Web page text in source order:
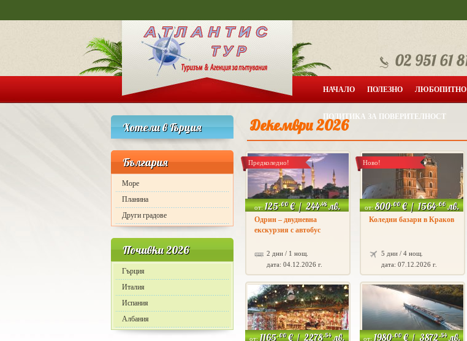
НАЧАЛО ПОЛЕЗНО ЛЮБОПИТНО
ПОЛИТИКА ЗА ПОВЕРИТЕЛНОСТ
Хотели в Гърция
България
Море
Планина
Други градове
Почивки 2026
Гърция
Италия
Испания
Албания
Декември 2026
Предколедно!
от:125.00 € / 244.48 лв.
Одрин – двудневна
екскурзия с автобус
2 дни / 1 нощ.
дата: 04.12.2026 г.
Ново!
от:800.00 € / 1564.66 лв.
Коледни базари в Краков
5 дни / 4 нощ.
дата: 07.12.2026 г.
от:1165.00 € / 2278.54 лв. от:1980.00 € / 3872.54 лв.